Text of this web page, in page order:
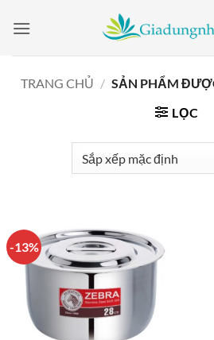
qua
TRANG CHỦ / SẢN PHẨM
LỌC
-13%